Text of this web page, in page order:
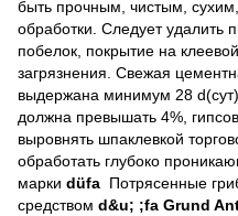
быть прочным, чистым,
обработки. Следует удалить
побелок, покрытие на
загрязнения. Свежая
выдержана минимум 28
должна превышать 4%,
выровнять шпаклевкой
обработать глубоко
марки düfa Потрясенные
средством d&u; ;fa Grund